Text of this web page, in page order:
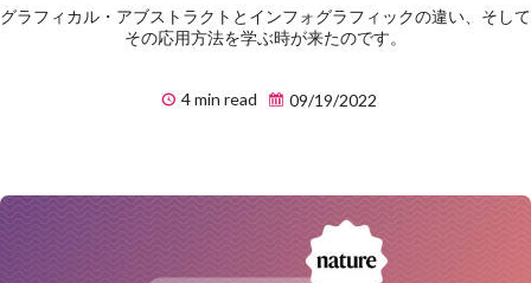
グラフィカル・アブストラクトとインフォグラフィックの違い、そして
その応用方法を学ぶ時が来たのです。
4 min read 09/19/2022